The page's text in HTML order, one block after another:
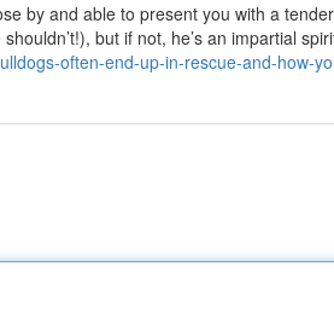
by and able to present you with a
but if not, he’s an impartial
often-end-up-in-rescue-and-how-